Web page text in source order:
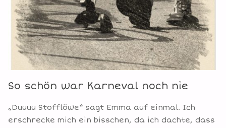
IST
OSTERN"
So schön war Karneval noch nie
„Duuuu Stofflöwe“ sagt Emma auf einmal. Ich
erschrecke mich ein bisschen, da ich dachte, dass